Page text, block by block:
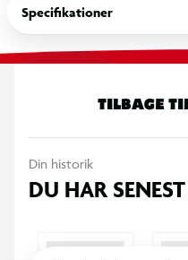
Specifikationer
TILBAGE
Din historik
DU HAR